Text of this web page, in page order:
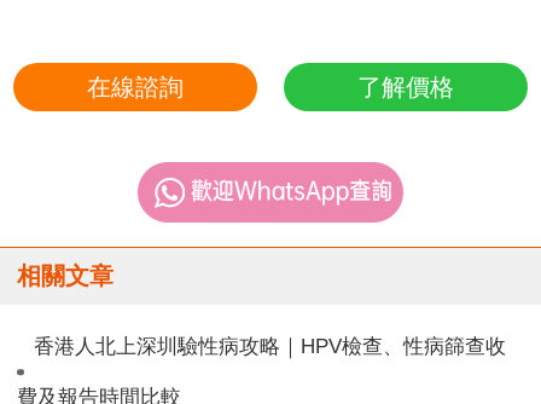
在線諮詢 了解價格
相關文章
香港人北上深圳驗性病攻略｜HPV檢查、性病篩查收
費及報告時間比較